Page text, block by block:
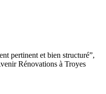
pertinent et bien structuré”,
Rénovations à Troyes